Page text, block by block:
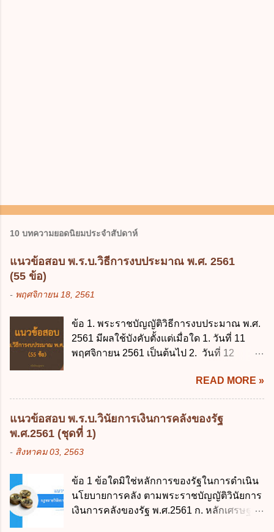
10 บทความยอดนิยมประจำสัปดาห์
แนวข้อสอบ พ.ร.บ.วิธีการงบประมาณ พ.ศ. 2561
(55 ข้อ)
- พฤศจิกายน 18, 2561
ข้อ 1. พระราชบัญญัติวิธีการงบประมาณ พ.ศ.
2561 มีผลใช้บังคับตั้งแต่เมื่อใด 1. วันที่ 11
พฤศจิกายน 2561 เป็นต้นไป 2. วันที่ 12
พฤศจิกายน 2561 เป็นต้นไป 4. วันที่ 14
พฤศจิกายน 2561 เป็นต้นไป ข้อ 2. พระราช
บัญญัติวิธีการงบประมาณ พ.ศ. 2561 ไม่ได้
ยกเลิกกฎหมายฉบับใด 1. พระราชบัญญัติวิธี
การงบประมาณ พ.ศ. 2502 2. พระราชบัญญัติ
วิธีการงบประมาณ (ฉบับที่ 3) พ.ศ. 2511 3.
พ.ศ. 2544 4. ประกาศของคณะปฏิวัติ ฉบับที่
203 ลงวันที่ 31 สิงหาคม 2515 ข้อ 3. ข้อใดไม่
ถูกต้อง 1. นายกรัฐมนตรีมีอำนาจออกกฎเพื่อ
READ MORE »
แนวข้อสอบ พ.ร.บ.วินัยการเงินการคลังของรัฐ
พ.ศ.2561 (ชุดที่ 1)
- สิงหาคม 03, 2563
ข้อ 1 ข้อใดมิใช่หลักการของรัฐในการดำเนิน
นโยบายการคลัง ตามพระราชบัญญัติวินัยการ
เงินการคลังของรัฐ พ.ศ.2561 ก. หลักเศรษฐกิจ